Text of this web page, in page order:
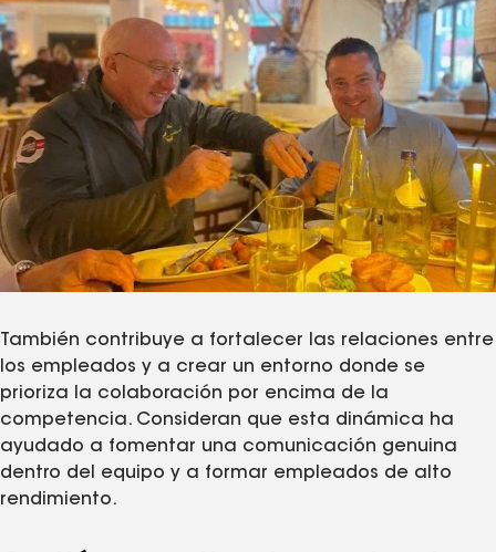
También contribuye a fortalecer las relaciones entre
los empleados y a crear un entorno donde se
prioriza la colaboración por encima de la
competencia. Consideran que esta dinámica ha
ayudado a fomentar una comunicación genuina
dentro del equipo y a formar empleados de alto
rendimiento.